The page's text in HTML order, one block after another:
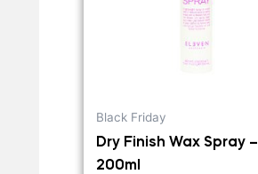
Black Friday
Dry Finish Wax Spray –
200ml